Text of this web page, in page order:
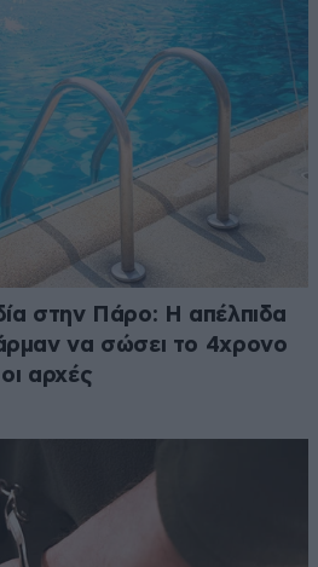
στην Πάρο: Η απέλπιδα
να σώσει το 4χρονο
αρχές